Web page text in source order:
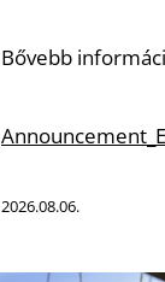
Bővebb
2026.08.06.